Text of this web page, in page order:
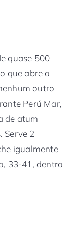
quase 500
que abre a
outro
Perú Mar,
de atum
Serve 2
igualmente
33-41, dentro